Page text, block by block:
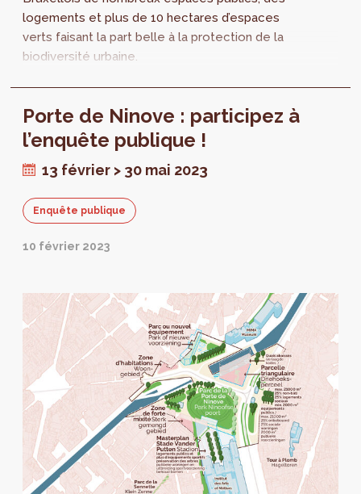
logements et plus de 10 hectares d’espaces
verts faisant la part belle à la protection de la
biodiversité urbaine.
Porte de Ninove : participez à
l’enquête publique !
13 février > 30 mai 2023
Enquête publique
10 février 2023